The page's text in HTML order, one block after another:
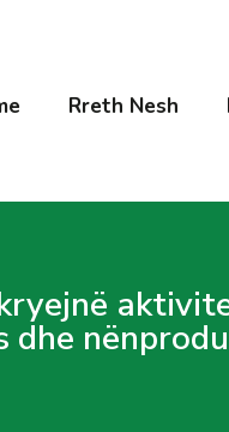
Rreth Nesh